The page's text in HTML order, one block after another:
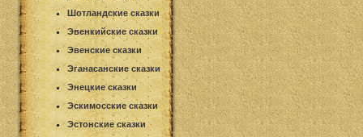
Шотландские сказки
Эвенкийские сказки
Эвенские сказки
Эганасанские сказки
Энецкие сказки
Эскимосские сказки
Эстонские сказки